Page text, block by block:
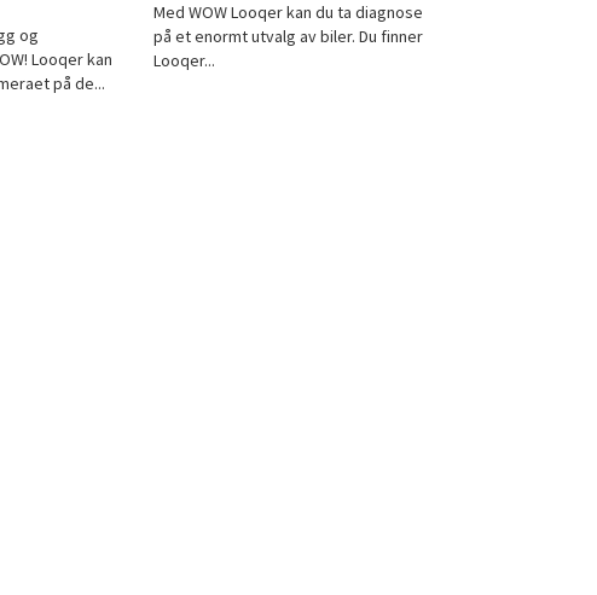
og
Looqer kan
på de...
Med WOW Looqer kan du ta diagnose
på et enormt utvalg av biler. Du finner
Looqer...